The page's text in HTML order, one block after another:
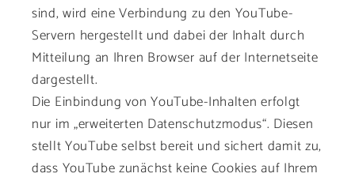
sind, wird eine Verbindung zu den YouTube-
Servern hergestellt und dabei der Inhalt durch
Mitteilung an Ihren Browser auf der Internetseite
dargestellt.
Die Einbindung von YouTube-Inhalten erfolgt
nur im „erweiterten Datenschutzmodus“. Diesen
stellt YouTube selbst bereit und sichert damit zu,
dass YouTube zunächst keine Cookies auf Ihrem